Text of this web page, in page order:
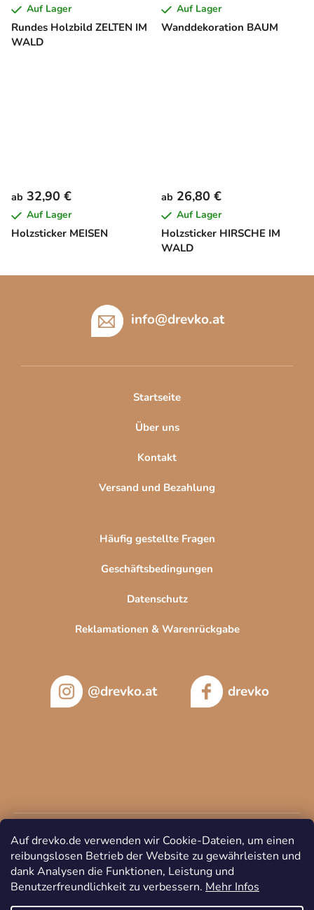
Auf drevko.de verwenden wir Cookie-Dateien, um einen
reibungslosen Betrieb der Website zu gewährleisten und
dank Analysen die Funktionen, Leistung und
Benutzerfreundlichkeit zu verbessern. Mehr Infos
Rundes Holzbild ZELTEN IM
WALD
Auf Lager
Wanddekoration BAUM
Auf Lager
Holzsticker MEISEN
ab 32,90 €
Auf Lager
Holzsticker HIRSCHE IM
WALD
ab 26,80 €
Auf Lager
info@drevko.at
Startseite
Über uns
Kontakt
Versand und Bezahlung
Häufig gestellte Fragen
Geschäftsbedingungen
Datenschutz
Reklamationen & Warenrückgabe
@drevko.at drevko
Copyright 2026DREVKO. Alle Rechte vorbehalten.